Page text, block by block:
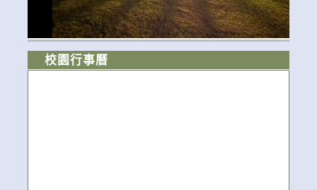
校園行事曆